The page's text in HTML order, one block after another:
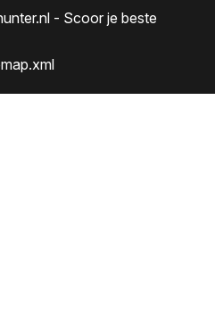
- Scoor je beste